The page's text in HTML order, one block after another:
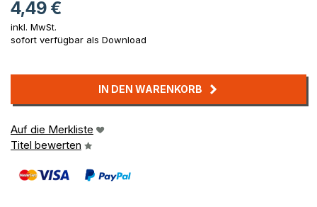
4,49 €
inkl. MwSt.
sofort verfügbar als Download
IN DEN WARENKORB
Auf die Merkliste
Titel bewerten